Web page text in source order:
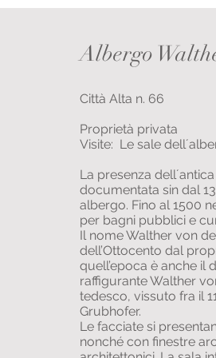
Albergo
Città Alta n. 66
Proprietà privata
Visite: Le sale
La presenza
documentata sin dal
albergo. Fino al 1500
per bagni pubblici e
Il nome Walther von
dell’Ottocento dal
quell’epoca è anche il
raffigurante Walther
tedesco, vissuto fra il
Grubhofer.
Le facciate si
nonché con finestre